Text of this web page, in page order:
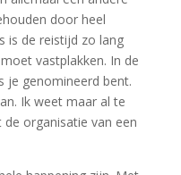
door heel
is de reistijd zo lang
vastplakken. In de
je genomineerd bent.
Ik weet maar al te
organisatie van een